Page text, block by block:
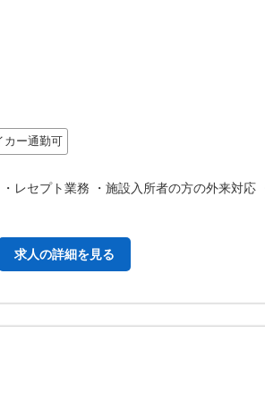
カー通勤可
レセプト業務 ・施設入所者の方の外来対応
求人の詳細を見る